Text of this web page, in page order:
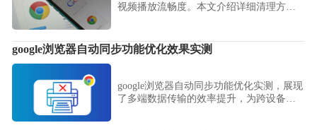
视频播放流畅度。本文介绍详细清理方法
google浏览器自动同步功能优化效果实测
google浏览器自动同步功能优化实测，展现
了多端数据传输的效率提升，为跨设备使